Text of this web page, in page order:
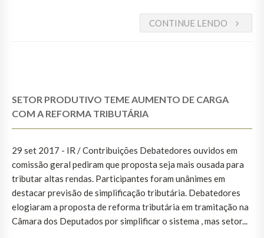
CONTINUE LENDO
SETOR PRODUTIVO TEME AUMENTO DE CARGA
COM A REFORMA TRIBUTÁRIA
29 set 2017 - IR / Contribuições Debatedores ouvidos em
comissão geral pediram que proposta seja mais ousada para
tributar altas rendas. Participantes foram unânimes em
destacar previsão de simplificação tributária. Debatedores
elogiaram a proposta de reforma tributária em tramitação na
Câmara dos Deputados por simplificar o sistema , mas setor...